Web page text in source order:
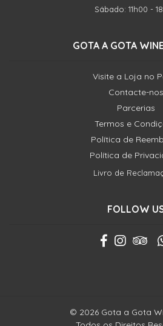
Sábado: 11h00 -
GOTA A GOTA
Visite a Loja no
Contacte-nos
Parcerias
Termos e
Política de
Política de
Livro de
FOLLOW
© 2026 Gota a Gota